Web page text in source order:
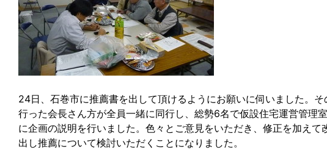
24日、石巻市に推薦書を出して頂けるようにお願いに伺いました。
行った会長さん方が全員一緒に同行し、総勢6名で仮設住宅運営管理
に企画の説明を行いました。色々とご意見をいただき、修正を加え
出し推薦について検討いただくことになりました。